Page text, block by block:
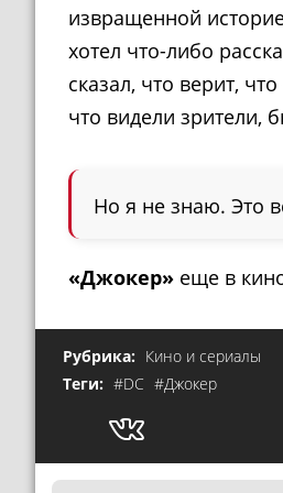
извращенной
хотел что-либо
сказал, что верит,
что видели зрители,
Но я не знаю. Это
«Джокер» еще в
Рубрика: Кино и сериалы
Теги: #DC #Джокер